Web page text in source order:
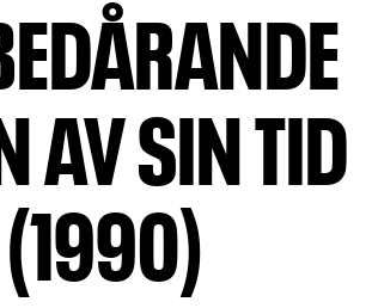
AV SIN TID
(1990)